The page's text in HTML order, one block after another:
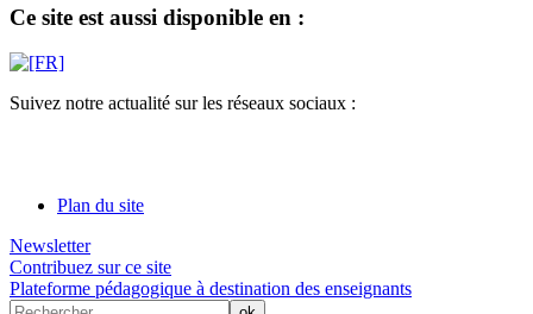
Ce site est aussi disponible en :
Suivez notre actualité sur les réseaux sociaux :
Plan du site
Newsletter
Contribuez sur ce site
Plateforme pédagogique à destination des enseignants